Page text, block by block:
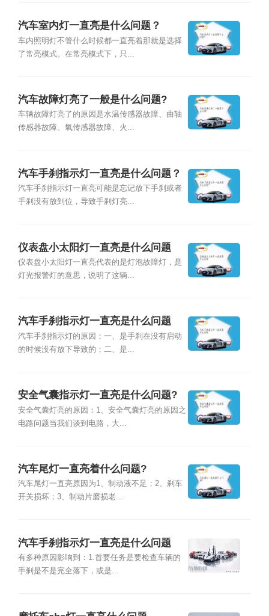
汽车室内灯一直亮是什么问题？
车内照明灯不管什么时候都一直亮着那就是选择
了常亮模式。在常亮模式下，只...
汽车故障灯亮了一般是什么问题?
车辆故障灯亮了的原因是水温传感器故障、曲轴
传感器故障、氧传感器故障、火...
汽车手刹指示灯一直亮是什么问题？
汽车手刹指示灯一直亮可能是忘记放下手刹或者
手刹没有放到位，导致手刹灯亮...
仪表盘小太阳灯一直亮是什么问题
仪表盘小太阳灯一直亮代表的是灯泡故障灯，是
灯光报警灯的意思，说明了这辆...
汽车手刹指示灯一直亮是什么问题
汽车手刹指示灯的原因：一、是手刹在没有启动
的时候没有放下导致的；二、是...
安全气囊指示灯一直亮是什么问题?
安全气囊灯亮的原因：1、安全气囊灯亮的原因之
电路问题当我们谈到电路，大...
汽车尾灯一直亮着什么问题?
汽车尾灯一直亮原因为1、制动液不足；2、刹车
开关损坏；3、制动片磨损老...
汽车手刹指示灯一直亮是什么问题
有多种原因影响到：1.首要任务是要检查车辆的
手刹是不是完全落下，或是...